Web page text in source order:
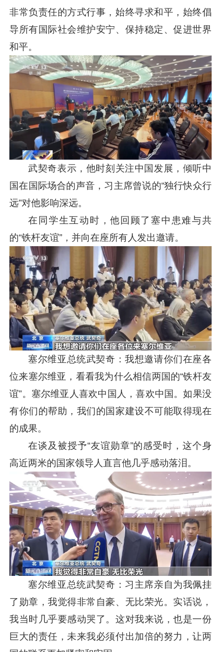
非常负责任的方式行事，始终寻求和平，始终倡
导所有国际社会维护安宁、保持稳定、促进世界
和平。
武契奇表示，他时刻关注中国发展，倾听中
国在国际场合的声音，习主席曾说的“独行快众行
远”对他影响深远。
在同学生互动时，他回顾了塞中患难与共
的“铁杆友谊”，并向在座所有人发出邀请。
塞尔维亚总统武契奇：我想邀请你们在座各
位来塞尔维亚，看看我为什么相信两国的“铁杆友
谊”。塞尔维亚人喜欢中国人，喜欢中国。如果没
有你们的帮助，我们的国家建设不可能取得现在
的成果。
在谈及被授予“友谊勋章”的感受时，这个身
高近两米的国家领导人直言他几乎感动落泪。
塞尔维亚总统武契奇：习主席亲自为我佩挂
了勋章，我觉得非常自豪、无比荣光。实话说，
我当时几乎要感动哭了。这对我来说，也是一份
巨大的责任，未来我必须付出加倍的努力，让两